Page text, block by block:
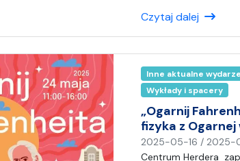
Czytaj dalej
Inne aktualne
Wykłady i spacery
„Ogarnij
fizyka z
2025-05-16 / 2025-
Centrum Herdera